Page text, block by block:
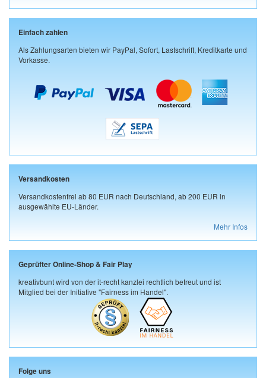
Einfach zahlen
Als Zahlungsarten bieten wir PayPal, Sofort, Lastschrift, Kreditkarte und
Vorkasse.
Versandkosten
Versandkostenfrei ab 80 EUR nach Deutschland, ab 200 EUR in
ausgewählte EU-Länder.
Mehr Infos
Geprüfter Online-Shop & Fair Play
kreativbunt wird von der it-recht kanzlei rechtlich betreut und ist
Mitglied bei der Initiative "Fairness im Handel".
Folge uns